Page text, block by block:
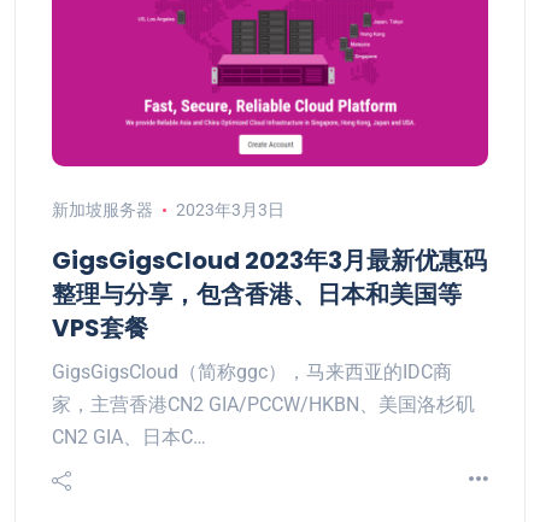
新加坡服务器 2023年3月3日
GigsGigsCloud 2023年3月最新优惠码
整理与分享，包含香港、日本和美国等
VPS套餐
GigsGigsCloud（简称ggc），马来西亚的IDC商
家，主营香港CN2 GIA/PCCW/HKBN、美国洛杉矶
CN2 GIA、日本C…